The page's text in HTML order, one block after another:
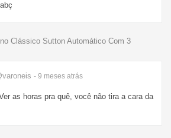
Clássico Sutton Automático Com 3
- 9 meses atrás
as horas pra quê, você não tira a cara da